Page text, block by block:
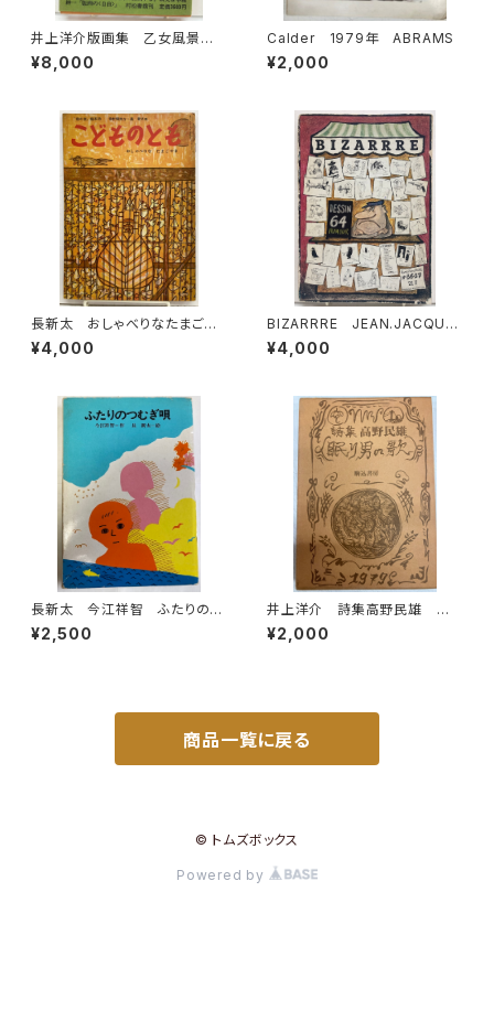
井上洋介版画集 乙女風景
オリジナル版画１点付 1978
年 初版 函 村松書館
¥8,000
Calder 1979年 ABRAMS
¥2,000
長新太 おしゃべりなたまごや
き 寺村輝夫 こどものとも「母
の友」絵本35 1959年 福音
¥4,000
BIZARRRE JEAN.JACQUE
S PAUVERT編 1964年 BI
ZARRE36-37
¥4,000
長新太 今江祥智 ふたりのつ
むぎ唄 1976年 初版 理論
社刊
¥2,500
井上洋介 詩集高野民雄 眠り
男の歌 1979年 駒込書房
¥2,000
商品一覧に戻る
© トムズボックス
Powered by